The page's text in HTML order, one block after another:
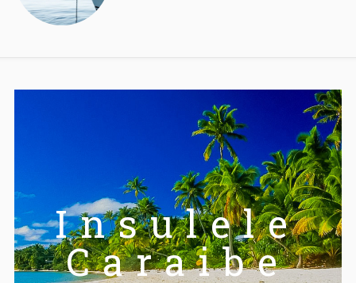
Insulele
Caraibe